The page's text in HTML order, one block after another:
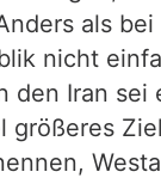
als
nicht
Iran